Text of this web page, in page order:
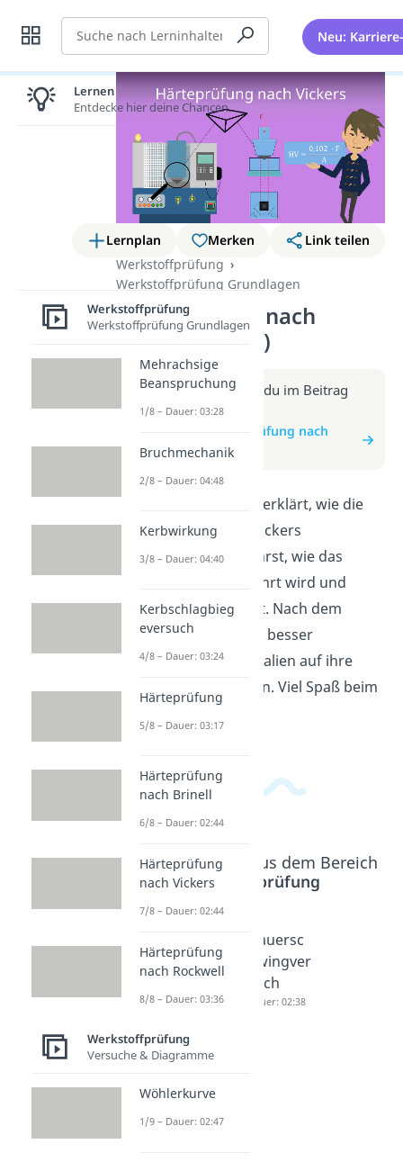
Suche Neu:
Lernplan Merken
Link teilen
Werkstoffprüfung
Werkstoffprüfung Grundlagen
Härteprüfung nach
Vickers (Video)
Weitere Infos erhältst du im Beitrag
zum Video
zum Beitrag: Härteprüfung nach
Vickers
In diesem Video wird erklärt, wie die
Härteprüfung nach Vickers
funktioniert. Du erfährst, wie das
Verfahren durchgeführt wird und
welche Vorteile es hat. Nach dem
Anschauen kannst du besser
verstehen, wie Materialien auf ihre
Härte getestet werden. Viel Spaß beim
Beliebte Inhalte aus dem Bereich
Werkstoffprüfung
fung
Rockwell
urve
Dauer: 02:47
Dauersc
hwingver
such
Dauer: 02:38
Lernen lohnt sich!
Entdecke hier deine Chancen.
Werkstoffprüfung
Werkstoffprüfung Grundlagen
Mehrachsige
Beanspruchung
1/8 – Dauer: 03:28
Bruchmechanik
2/8 – Dauer: 04:48
Kerbwirkung
3/8 – Dauer: 04:40
Kerbschlagbieg
eversuch
4/8 – Dauer: 03:24
Härteprüfung
5/8 – Dauer: 03:17
Härteprüfung
nach Brinell
6/8 – Dauer: 02:44
Härteprüfung
nach Vickers
7/8 – Dauer: 02:44
Härteprüfung
nach Rockwell
8/8 – Dauer: 03:36
Werkstoffprüfung
Versuche & Diagramme
Wöhlerkurve
1/9 – Dauer: 02:47